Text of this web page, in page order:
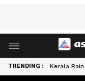
TRENDING : Kerala Rain